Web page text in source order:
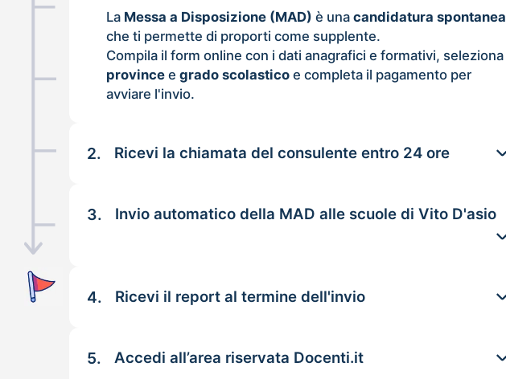
La Messa a Disposizione (MAD) è unacandidatura spontanea
che ti permette di proporti come supplente.
Compila il form online con i dati anagrafici e formativi, seleziona
province egrado scolastico e completa il pagamento per
avviare l'invio.
2. Ricevi la chiamata del consulente entro 24 ore
3. Invio automatico della MAD alle scuole di Vito D'asio
4. Ricevi il report al termine dell'invio
5. Accedi all’area riservata Docenti.it